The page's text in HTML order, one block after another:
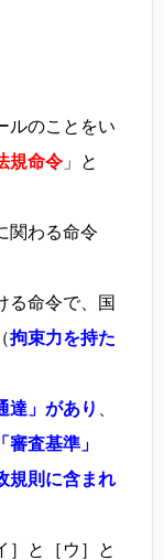
ルのことをい
規命令 」と
関わる命令
る命令で、国
拘束力を持た
達」があり
「審査基準」
規則に含まれ
］と［ウ］と